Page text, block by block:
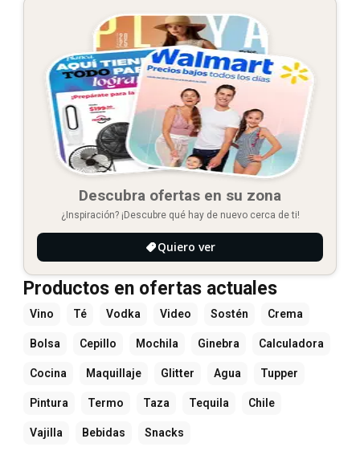
Descubra ofertas en su zona
¿Inspiración? ¡Descubre qué hay de nuevo cerca de ti!
Quiero ver
Productos en ofertas actuales
Vino Té Vodka Video Sostén Crema
Bolsa Cepillo Mochila Ginebra Calculadora
Cocina Maquillaje Glitter Agua Tupper
Pintura Termo Taza Tequila Chile
Vajilla Bebidas Snacks